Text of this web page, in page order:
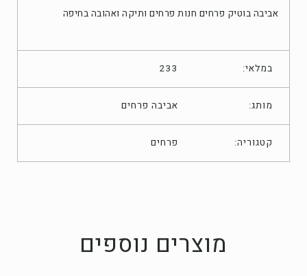
אביבה בוטיק פרחים חנות פרחים ותיקה ואהובה בחיפה
במלאי: 233
מותג: אביבה פרחים
קטגוריה: פרחים
מוצרים נוספים